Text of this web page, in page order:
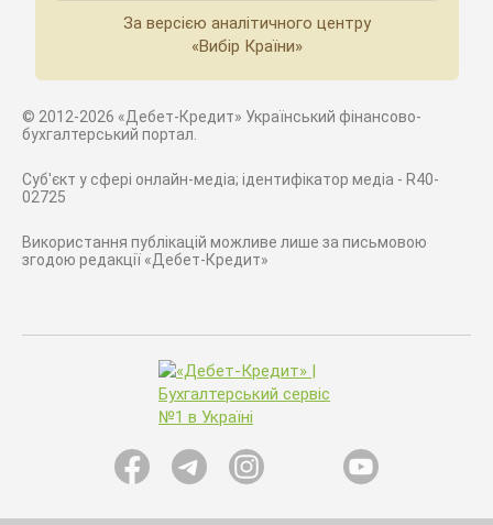
За версією аналітичного центру
«Вибір Країни»
© 2012-2026 «Дебет-Кредит» Український фінансово-
бухгалтерський портал.
Суб'єкт у сфері онлайн-медіа; ідентифікатор медіа - R40-
02725
Використання публікацій можливе лише за письмовою
згодою редакції «Дебет-Кредит»